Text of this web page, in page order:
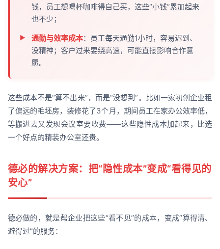
钱，员工想喝杯咖啡得自己买，这些“小钱”累加起来
也不少；
通勤与效率成本：员工每天通勤1小时，容易迟到、
没精神；客户过来要绕高速，可能直接影响合作意
愿。
这些成本不是“算不出来”，而是“没想到”。比如一家初创企业租
了偏远的毛坯房，装修花了3个月，期间员工在家办公效率低，
等搬进去又发现会议室要收费——这些隐性成本加起来，比选
一个好点的精装办公室还贵。
德必的解决方案：把“隐性成本”变成“看得见的
安心”
德必做的，就是帮企业把这些“看不见”的成本，变成“算得清、
避得过”的服务：